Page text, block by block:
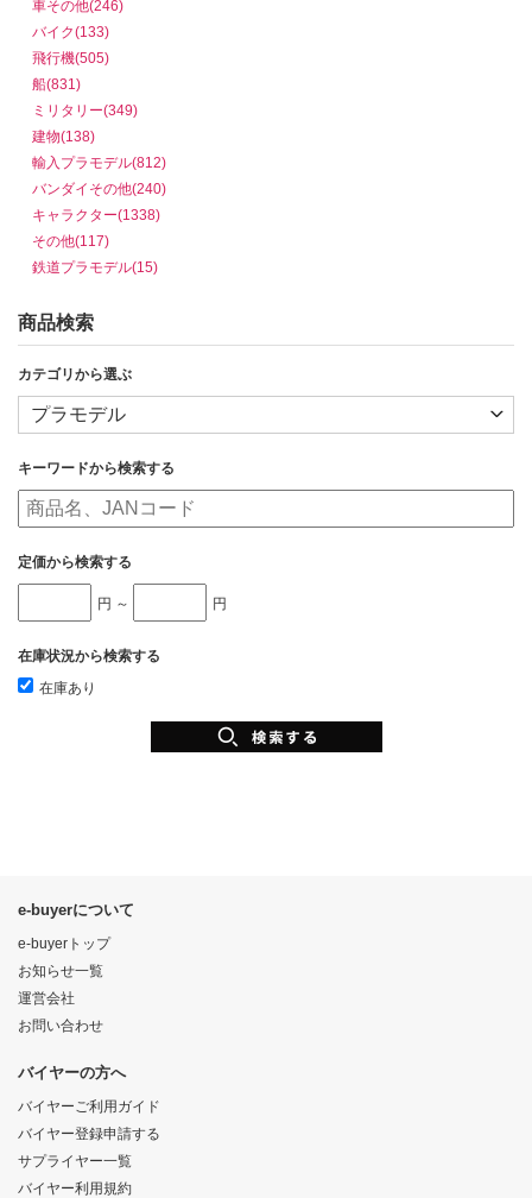
車その他(246)
バイク(133)
飛行機(505)
船(831)
ミリタリー(349)
建物(138)
輸入プラモデル(812)
バンダイその他(240)
キャラクター(1338)
その他(117)
鉄道プラモデル(15)
商品検索
カテゴリから選ぶ
キーワードから検索する
定価から検索する
円 ～ 円
在庫状況から検索する
在庫あり
e-buyerについて
e-buyerトップ
お知らせ一覧
運営会社
お問い合わせ
バイヤーの方へ
バイヤーご利用ガイド
バイヤー登録申請する
サプライヤー一覧
バイヤー利用規約